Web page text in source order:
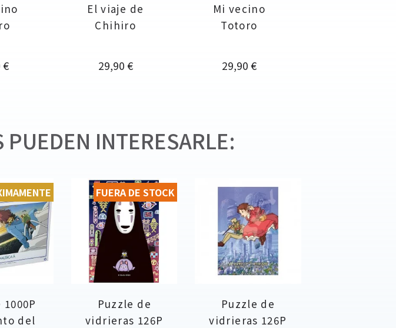
€
El viaje de
Chihiro
Precio
29,90 €
Mi vecino
Totoro
Precio
29,90 €
PUEDEN INTERESARLE:
del
Puzzle de
vidrieras 126P
FUERA DE STOCK
Puzzle de
vidrieras 126P